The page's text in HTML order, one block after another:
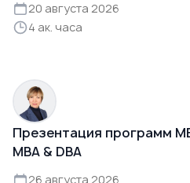
20 августа 2026
4 ак. часа
Презентация программ
MBA & DBA
26 августа 2026